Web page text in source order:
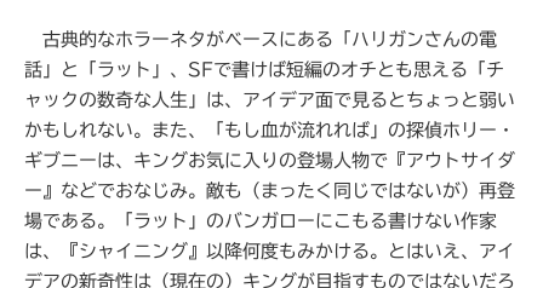
古典的なホラーネタがベースにある「ハリガンさんの電
話」と「ラット」、SFで書けば短編のオチとも思える「チ
ャックの数奇な人生」は、アイデア面で見るとちょっと弱い
かもしれない。また、「もし血が流れれば」の探偵ホリー・
ギブニーは、キングお気に入りの登場人物で『アウトサイダ
ー』などでおなじみ。敵も（まったく同じではないが）再登
場である。「ラット」のバンガローにこもる書けない作家
は、『シャイニング』以降何度もみかける。とはいえ、アイ
デアの新奇性は（現在の）キングが目指すものではないだろ